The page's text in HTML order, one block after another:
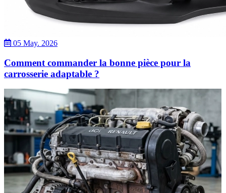
05 May. 2026
Comment commander la bonne pièce pour la
carrosserie adaptable ?